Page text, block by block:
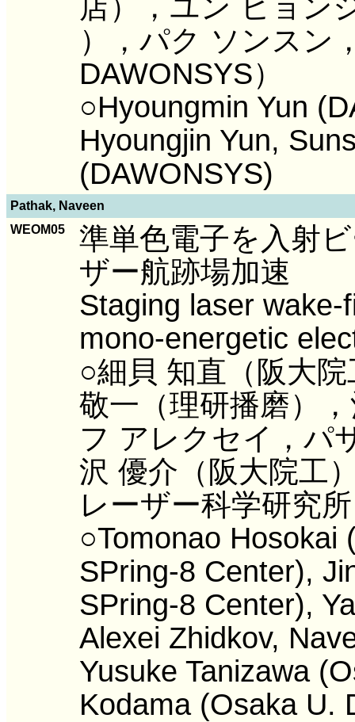
），パク ソンスン
DAWONSYS）
○Hyoungmin Yun
Hyoungjin Yun,
(DAWONSYS)
Pathak, Naveen
WEOM05
準単色電子を入射
ザー航跡場加速
Staging laser
mono-energetic
○細貝 知直（阪大
敬一（理研播磨）
フ アレクセイ，パ
沢 優介（阪大院工
レーザー科学研究
○Tomonao Hosokai
SPring-8 Center),
SPring-8 Center),
Alexei Zhidkov,
Yusuke Tanizawa
Kodama (Osaka U.